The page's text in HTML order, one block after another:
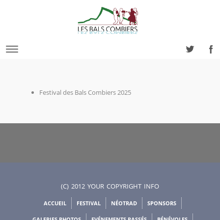
Festival des Bals Combiers 2025
(C) 2012 YOUR COPYRIGHT INFO
ACCUEIL FESTIVAL NÉOTRAD SPONSORS